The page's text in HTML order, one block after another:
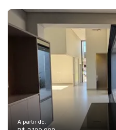
A partir de: